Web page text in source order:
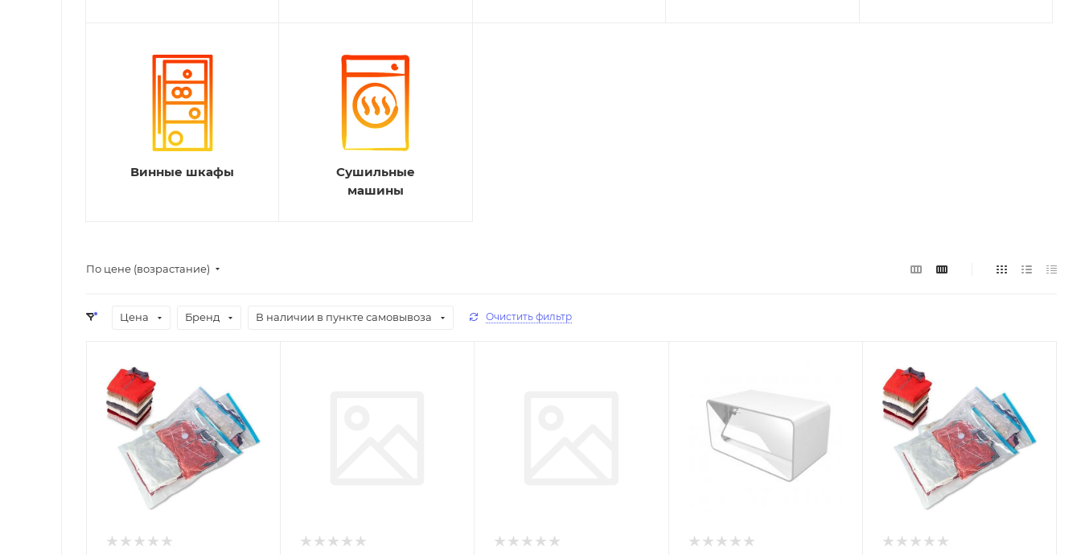
Винные шкафы
Сушильные
машины
По цене (возрастание)
Цена Бренд В наличии в пункте самовывоза Очистить фильтр
Отправим
13.08.2026
В наличии в пункте
самовывоза
Нет
В наличии в пункте
самовывоза
Отправим
13.08.2026
В наличии в пункте
самовывоза
Нет